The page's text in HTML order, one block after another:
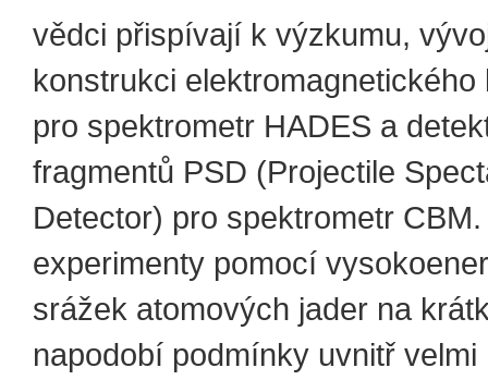
vědci přispívají k výzkumu,
konstrukci elektromagnetického
pro spektrometr HADES a
fragmentů PSD (Projectile
Detector) pro spektrometr CBM.
experimenty pomocí
srážek atomových jader na
napodobí podmínky uvnitř velmi